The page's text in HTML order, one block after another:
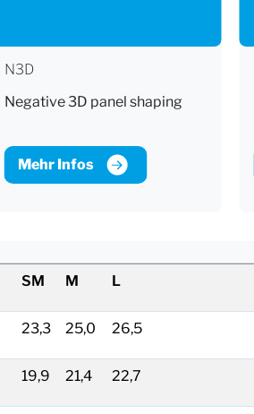
N3D
Negative 3D panel shaping
Mehr Infos
SM M L
23,3 25,0 26,5
19,9 21,4 22,7